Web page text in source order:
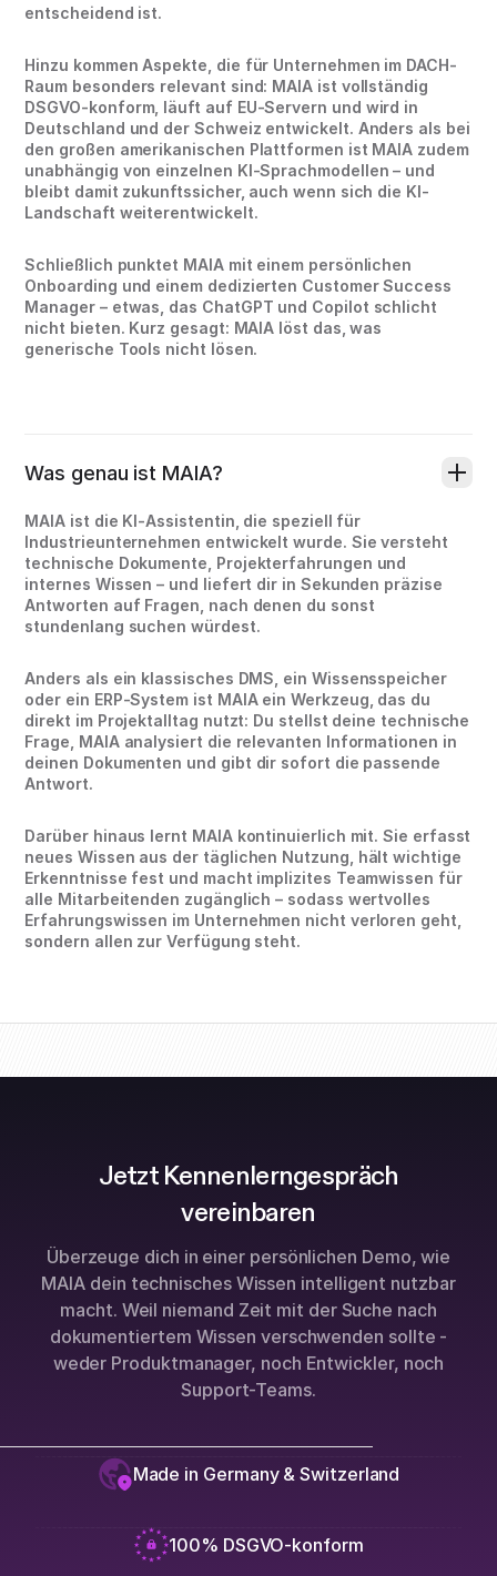
entscheidend ist.
Hinzu kommen Aspekte, die für Unternehmen im DACH-
Raum besonders relevant sind: MAIA ist vollständig
DSGVO-konform, läuft auf EU-Servern und wird in
Deutschland und der Schweiz entwickelt. Anders als bei
den großen amerikanischen Plattformen ist MAIA zudem
unabhängig von einzelnen KI-Sprachmodellen – und
bleibt damit zukunftssicher, auch wenn sich die KI-
Landschaft weiterentwickelt.
Schließlich punktet MAIA mit einem persönlichen
Onboarding und einem dedizierten Customer Success
Manager – etwas, das ChatGPT und Copilot schlicht
nicht bieten. Kurz gesagt: MAIA löst das, was
generische Tools nicht lösen.
Was genau ist MAIA?
MAIA ist die KI-Assistentin, die speziell für
Industrieunternehmen entwickelt wurde. Sie versteht
technische Dokumente, Projekterfahrungen und
internes Wissen – und liefert dir in Sekunden präzise
Antworten auf Fragen, nach denen du sonst
stundenlang suchen würdest.
Anders als ein klassisches DMS, ein Wissensspeicher
oder ein ERP-System ist MAIA ein Werkzeug, das du
direkt im Projektalltag nutzt: Du stellst deine technische
Frage, MAIA analysiert die relevanten Informationen in
deinen Dokumenten und gibt dir sofort die passende
Antwort.
Darüber hinaus lernt MAIA kontinuierlich mit. Sie erfasst
neues Wissen aus der täglichen Nutzung, hält wichtige
Erkenntnisse fest und macht implizites Teamwissen für
alle Mitarbeitenden zugänglich – sodass wertvolles
Erfahrungswissen im Unternehmen nicht verloren geht,
sondern allen zur Verfügung steht.
Jetzt Kennenlerngespräch
vereinbaren
Überzeuge dich in einer persönlichen Demo, wie
MAIA dein technisches Wissen intelligent nutzbar
macht. Weil niemand Zeit mit der Suche nach
dokumentiertem Wissen verschwenden sollte -
weder Produktmanager, noch Entwickler, noch
Support-Teams.
Made in Germany & Switzerland
100% DSGVO-konform